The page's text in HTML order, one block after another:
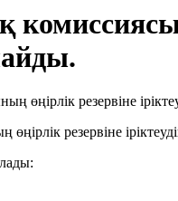
резервіне